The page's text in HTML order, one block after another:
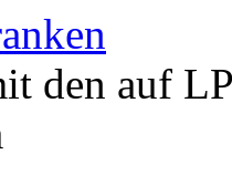
den auf